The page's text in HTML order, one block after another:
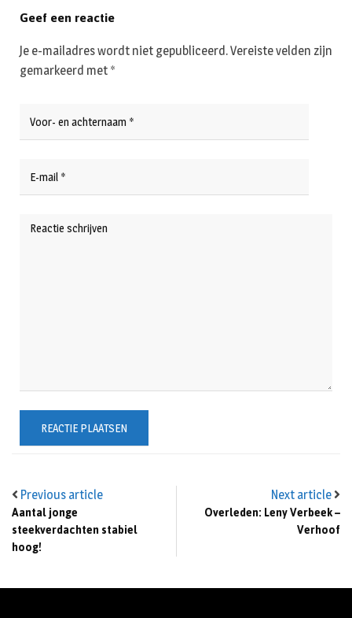
Previous article
Aantal jonge
steekverdachten stabiel
hoog!
Next article
Overleden: Leny Verbeek –
Verhoof
Geef een reactie
Je e-mailadres wordt niet gepubliceerd.Vereiste velden zijn
gemarkeerd met *